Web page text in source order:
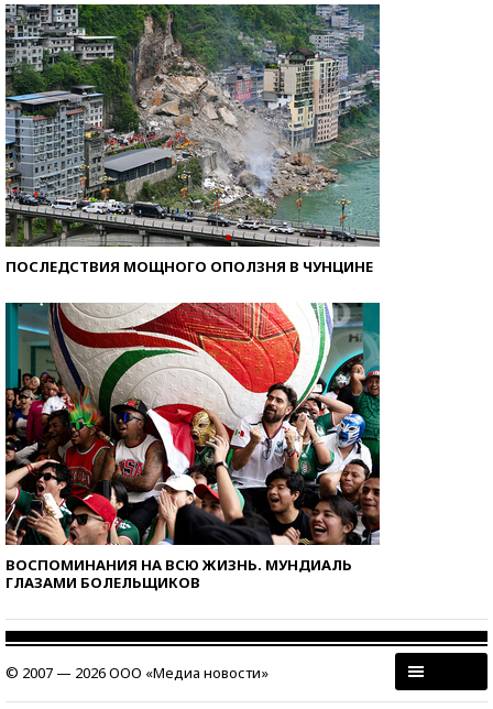
ПОСЛЕДСТВИЯ МОЩНОГО ОПОЛЗНЯ В ЧУНЦИНЕ
ВОСПОМИНАНИЯ НА ВСЮ ЖИЗНЬ. МУНДИАЛЬ
ГЛАЗАМИ БОЛЕЛЬЩИКОВ
© 2007 — 2026 ООО «Медиа новости»